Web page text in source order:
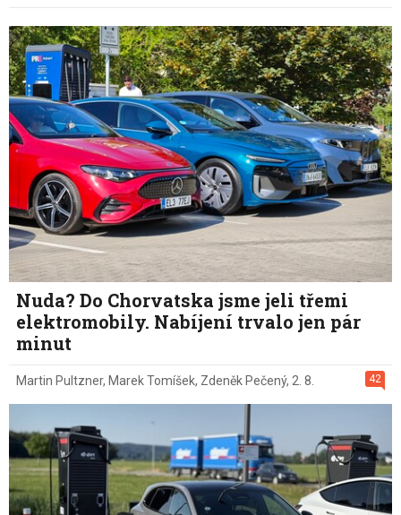
Nuda? Do Chorvatska jsme jeli třemi
elektromobily. Nabíjení trvalo jen pár
minut
42
Martin Pultzner, Marek Tomíšek, Zdeněk Pečený, 2. 8.